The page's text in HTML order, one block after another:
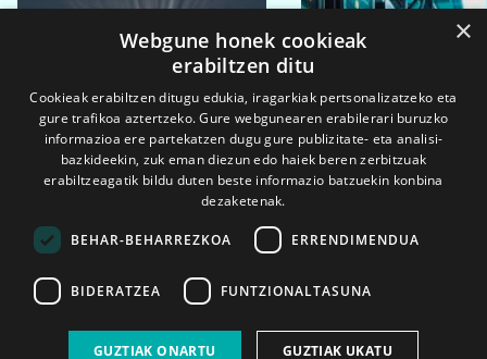
2026ko eka. 1a 2026ko mar. 1a
×
Webgune honek cookieak
erabiltzen ditu
Cookieak erabiltzen ditugu edukia, iragarkiak pertsonalizatzeko eta
gure trafikoa aztertzeko. Gure webgunearen erabilerari buruzko
informazioa ere partekatzen dugu gure publizitate- eta analisi-
bazkideekin, zuk eman diezun edo haiek beren zerbitzuak
erabiltzeagatik bildu duten beste informazio batzuekin konbina
dezaketenak.
BEHAR-BEHARREZKOA ERRENDIMENDUA
BIDERATZEA FUNTZIONALTASUNA
GUZTIAK ONARTU GUZTIAK UKATU